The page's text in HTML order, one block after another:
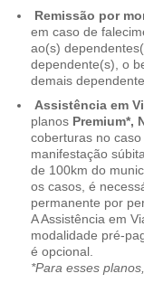
Remissão por
em caso de
ao(s)
dependente(s), o
demais
Assistência em
planos Premium*,
coberturas no
manifestação
de 100km do
os casos, é
permanente por
A Assistência em
modalidade pré-
é opcional.
*Para esses